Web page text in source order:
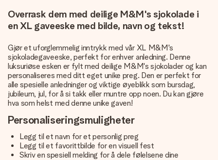
Overrask dem med deilige M&M's sjokolade i
en XL gaveeske med bilde, navn og tekst!
Gjør et uforglemmelig inntrykk med vår XL M&M's
sjokoladegaveeske, perfekt for enhver anledning. Denne
luksuriøse esken er fylt med deilige M&M's sjokolader og kan
personaliseres med ditt eget unike preg. Den er perfekt for
alle spesielle anledninger og viktige øyeblikk som bursdag,
jubileum, jul, for å si takk eller muntre opp noen. Du kan gjøre
hva som helst med denne unike gaven!
Personaliseringsmuligheter
Legg til et navn for et personlig preg
Legg til et favorittbilde for en visuell fest
Skriv en spesiell melding for å dele følelsene dine